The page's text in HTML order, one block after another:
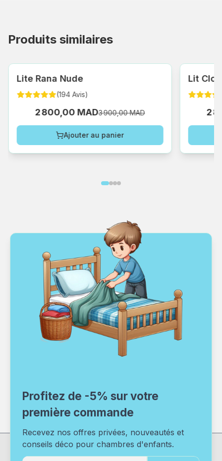
Produits similaires
Lite Rana Nude
(194 Avis)
2 800,00 MAD3 900,00 MAD
Ajouter au panier
Lit
2
Profitez de -5% sur votre
première commande
Recevez nos offres privées, nouveautés et
conseils déco pour chambres d'enfants.